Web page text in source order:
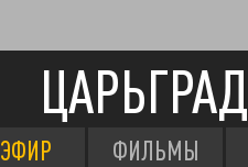
ЦАРЬГРАД
ЭФИР ФИЛЬМЫ